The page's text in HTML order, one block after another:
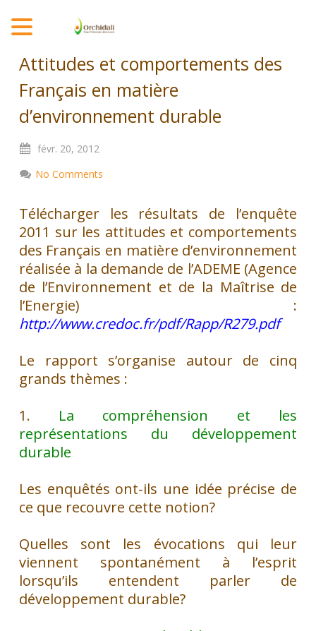
Attitudes et comportements des
Français en matière
d’environnement durable
févr. 20, 2012
No Comments
Télécharger les résultats de l’enquête
2011 sur les attitudes et comportements
des Français en matière d’environnement
réalisée à la demande de l’ADEME (Agence
de l’Environnement et de la Maîtrise de
l’Energie) :
http://www.credoc.fr/pdf/Rapp/R279.pdf
Le rapport s’organise autour de cinq
grands thèmes :
1. La compréhension et les
représentations du développement
durable
Les enquêtés ont-ils une idée précise de
ce que recouvre cette notion?
Quelles sont les évocations qui leur
viennent spontanément à l’esprit
lorsqu’ils entendent parler de
développement durable?